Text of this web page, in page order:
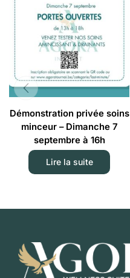
Démonstration privée soins
minceur – Dimanche 7
septembre à 16h
Lire la suite